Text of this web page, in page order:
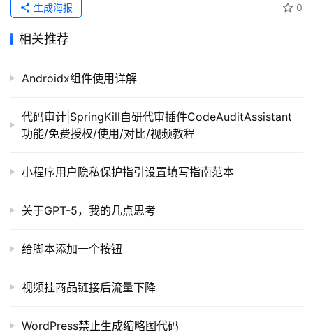
用
接
0
生成海报
相关推荐
Androidx组件使用详解
代码审计|SpringKill自研代审插件CodeAuditAssistant
功能/免费授权/使用/对比/视频教程
小程序用户隐私保护指引设置填写指南范本
关于GPT-5，我的几点思考
给脚本添加一个按钮
视频挂商品链接后流量下降
WordPress禁止生成缩略图代码